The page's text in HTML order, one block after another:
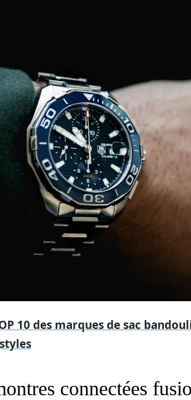
10 des marques de sac
connectées